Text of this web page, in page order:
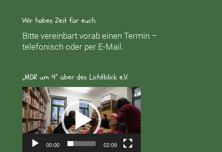
Wir haben Zeit für euch:
Bitte vereinbart vorab einen Termin –
telefonisch oder per E-Mail.
„MDR um 4“ über den Lichtblick e.V.
Video-
Player
00:00 02:09